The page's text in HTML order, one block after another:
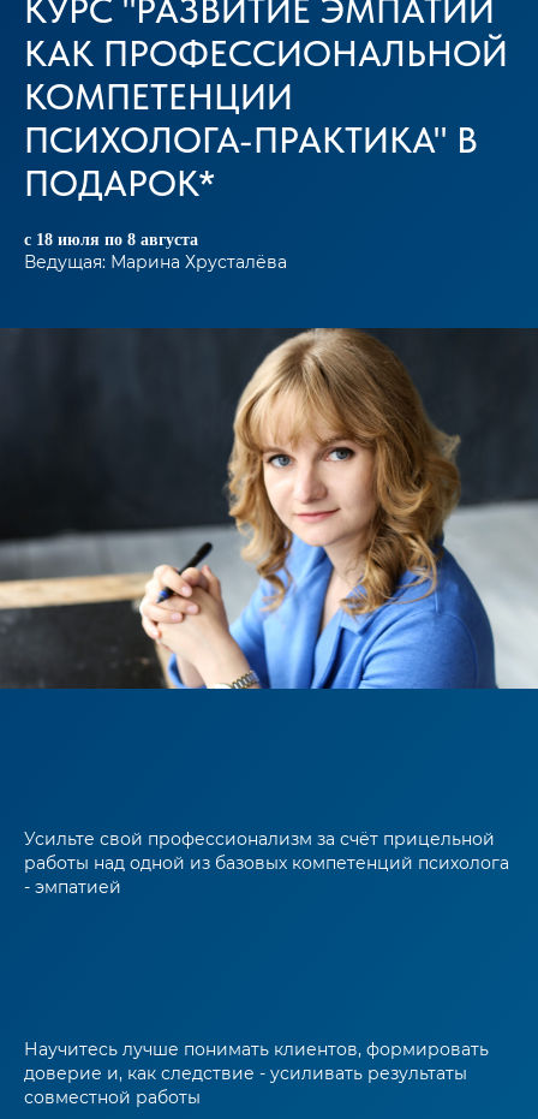
КУРС "РАЗВИТИЕ ЭМПАТИИ
КАК ПРОФЕССИОНАЛЬНОЙ
КОМПЕТЕНЦИИ
ПСИХОЛОГА-ПРАКТИКА" В
ПОДАРОК*
с 18 июля по 8 августа
Ведущая: Марина Хрусталёва
Усильте свой профессионализм за счёт прицельной
работы над одной из базовых компетенций психолога
- эмпатией
Научитесь лучше понимать клиентов, формировать
доверие и, как следствие - усиливать результаты
совместной работы